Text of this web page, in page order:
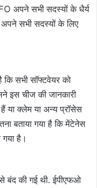
अपने सभी सदस्‍यों के धैर्य
सभी सदस्‍यों के लिए
कि सभी सॉफ्टवेयर को
इस चीज की जानकारी
या क्‍लेम या अन्‍य प्रॉसेस
बताया गया है कि मेंटेनेस
है।
बंद की गई थी. ईपीएफओ